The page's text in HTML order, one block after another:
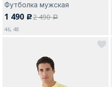
Футболка мужская
1 490 c2 490a
46, 48